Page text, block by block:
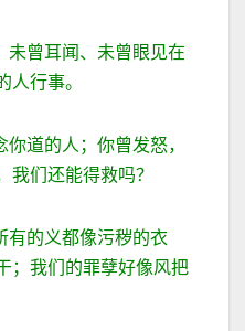
未曾耳闻、未曾眼见在
人行事。
道的人；你曾发怒，
我们还能得救吗？
有的义都像污秽的衣
；我们的罪孽好像风把